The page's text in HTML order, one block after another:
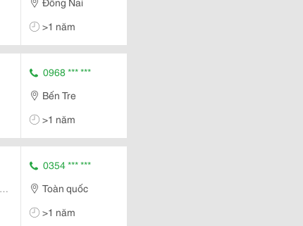
>1 năm
0968 *** ***
Bến Tre
>1 năm
0354 *** ***
Toàn quốc
>1 năm